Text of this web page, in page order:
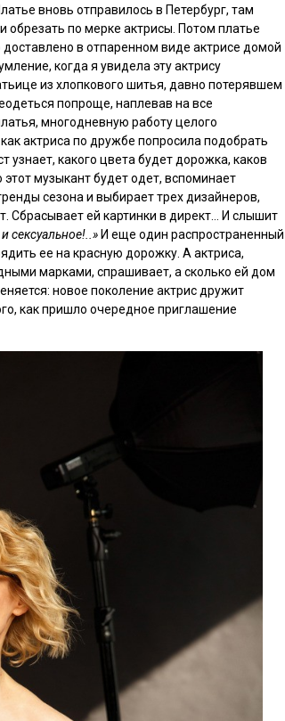
вновь отправилось в Петербург, там
по мерке актрисы. Потом платье
в отпаренном виде актрисе домой
когда я увидела эту актрису
из хлопкового шитья, давно потерявшем
попроще, наплевав на все
многодневную работу целого
актриса по дружбе попросила подобрать
узнает, какого цвета будет дорожка, каков
музыкант будет одет, вспоминает
сезона и выбирает трех дизайнеров,
Сбрасывает ей картинки в директ… И слышит
сексуальное!..» И еще один распространенный
ее на красную дорожку. А актриса,
марками, спрашивает, а сколько ей дом
новое поколение актрис дружит
как пришло очередное приглашение